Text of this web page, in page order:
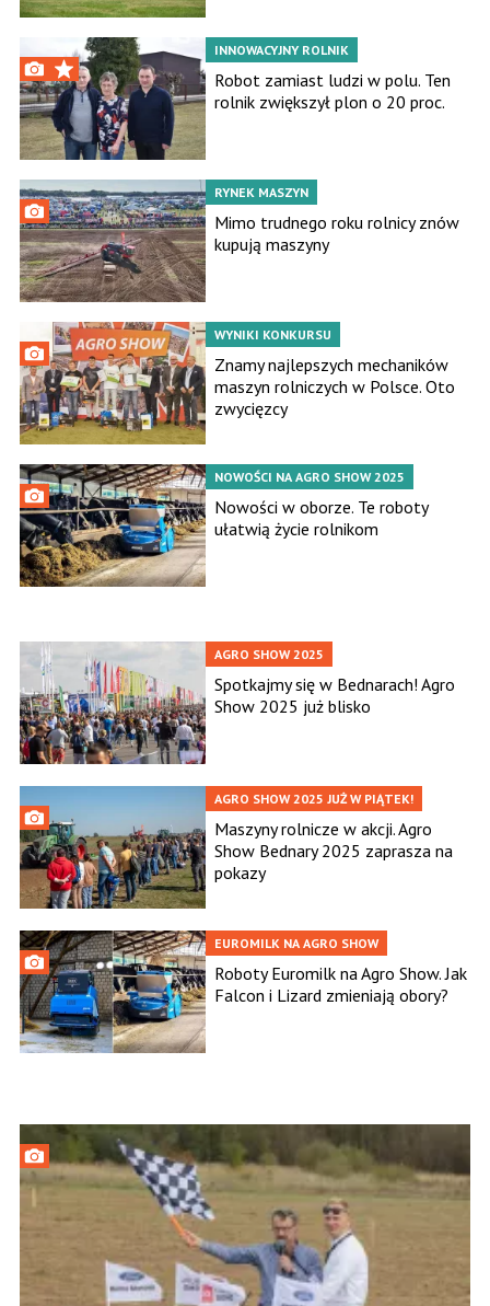
INNOWACYJNY ROLNIK
Robot zamiast ludzi w polu. Ten
rolnik zwiększył plon o 20 proc.
RYNEK MASZYN
Mimo trudnego roku rolnicy znów
kupują maszyny
WYNIKI KONKURSU
Znamy najlepszych mechaników
maszyn rolniczych w Polsce. Oto
zwycięzcy
NOWOŚCI NA AGRO SHOW 2025
Nowości w oborze. Te roboty
ułatwią życie rolnikom
AGRO SHOW 2025
Spotkajmy się w Bednarach! Agro
Show 2025 już blisko
AGRO SHOW 2025 JUŻ W PIĄTEK!
Maszyny rolnicze w akcji. Agro
Show Bednary 2025 zaprasza na
pokazy
EUROMILK NA AGRO SHOW
Roboty Euromilk na Agro Show. Jak
Falcon i Lizard zmieniają obory?